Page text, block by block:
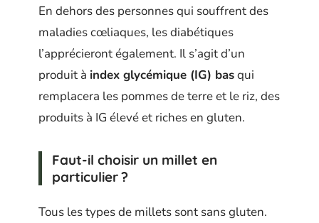
En dehors des personnes qui souffrent des
maladies cœliaques, les diabétiques
l’apprécieront également. Il s’agit d’un
produit à index glycémique (IG) basqui
remplacera les pommes de terre et le riz, des
produits à IG élevé et riches en gluten.
Faut-il choisir un millet en
particulier ?
Tous les types de millets sont sans gluten.